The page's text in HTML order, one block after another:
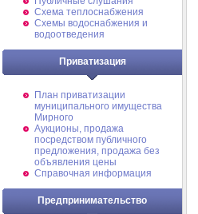
Схема теплоснабжения
Схемы водоснабжения и
водоотведения
Приватизация
План приватизации
муниципального имущества
Мирного
Аукционы, продажа
посредством публичного
предложения, продажа без
объявления цены
Справочная информация
Предпринимательство